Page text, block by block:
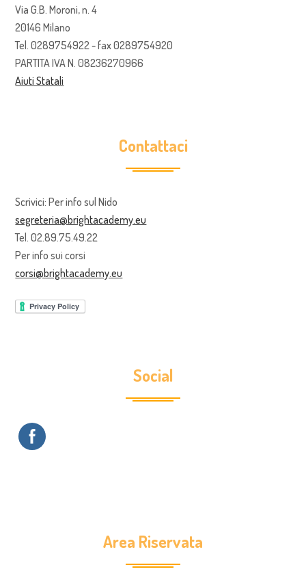
Via G.B. Moroni, n. 4
20146 Milano
Tel. 0289754922 - fax 0289754920
PARTITA IVA N. 08236270966
Aiuti Statali
Contattaci
Scrivici: Per info sul Nido
segreteria@brightacademy.eu
Tel. 02.89.75.49.22
Per info sui corsi
corsi@brightacademy.eu
Social
Area Riservata